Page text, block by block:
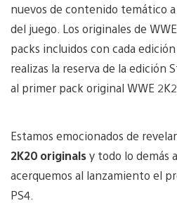
nuevos de contenido temático
del juego. Los originales de
packs incluidos con cada
realizas la reserva de la edición
al primer pack original WWE
Estamos emocionados de
2K20 originalsy todo lo demás
acerquemos al lanzamiento el
PS4.